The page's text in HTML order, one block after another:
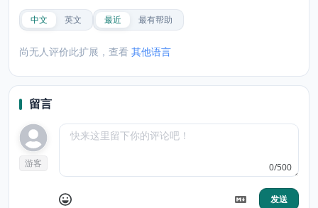
中文 英文 最近 最有帮助
尚无人评价此扩展，查看 其他语言
留言
游客 0/500
发送